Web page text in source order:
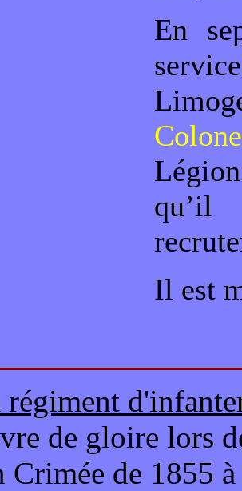
En
Il est
régiment
de gloire lors
Crimée de 1855